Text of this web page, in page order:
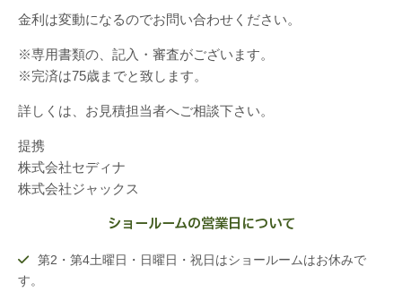
金利は変動になるのでお問い合わせください。
※専用書類の、記入・審査がございます。
※完済は75歳までと致します。
詳しくは、お見積担当者へご相談下さい。
提携
株式会社セディナ
株式会社ジャックス
ショールームの営業日について
第2・第4土曜日・日曜日・祝日はショールームはお休みで
す。